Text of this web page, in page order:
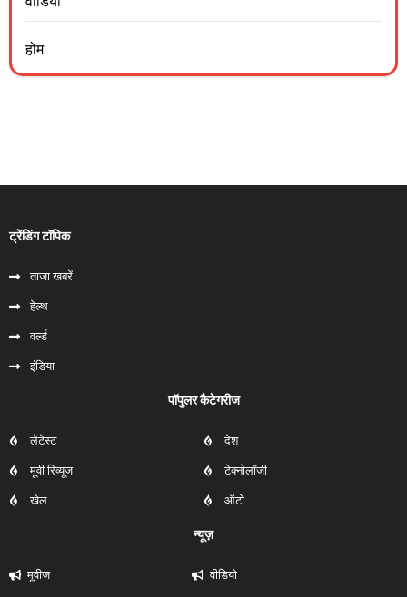
होम
ट्रेंडिंग टॉपिक
ताजा खबरें
हेल्‍थ
वर्ल्ड
इंडिया
पॉपुलर कैटेगरीज
लेटेस्ट
मूवी रिव्यूज
खेल
देश
टेक्नोलॉजी
ऑटो
न्यूज़
मूवीज वीडियो